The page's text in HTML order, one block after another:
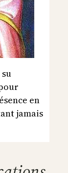
en
jamais